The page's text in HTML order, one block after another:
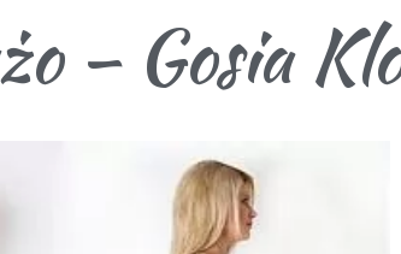
– Gosia